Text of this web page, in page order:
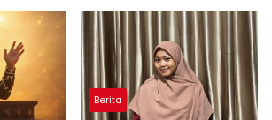
Ancaman Kleptokrasi
Berita